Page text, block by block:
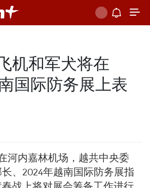
机和军犬将在
国际防务展上表
河内嘉林机场，越共中央委
、2024年越南国际防务展指